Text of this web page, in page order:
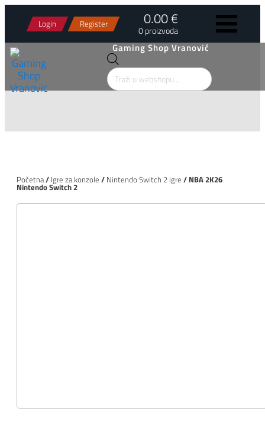
Login Register 0.00 €
0 proizvoda
Gaming Shop Vranović
Products
search
Početna/ Igre za konzole / Nintendo Switch 2 igre / NBA 2K26
Nintendo Switch 2